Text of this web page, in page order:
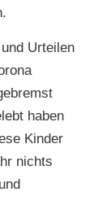
Urteilen
haben
Kinder
nichts